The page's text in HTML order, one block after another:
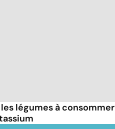
légumes à consommer